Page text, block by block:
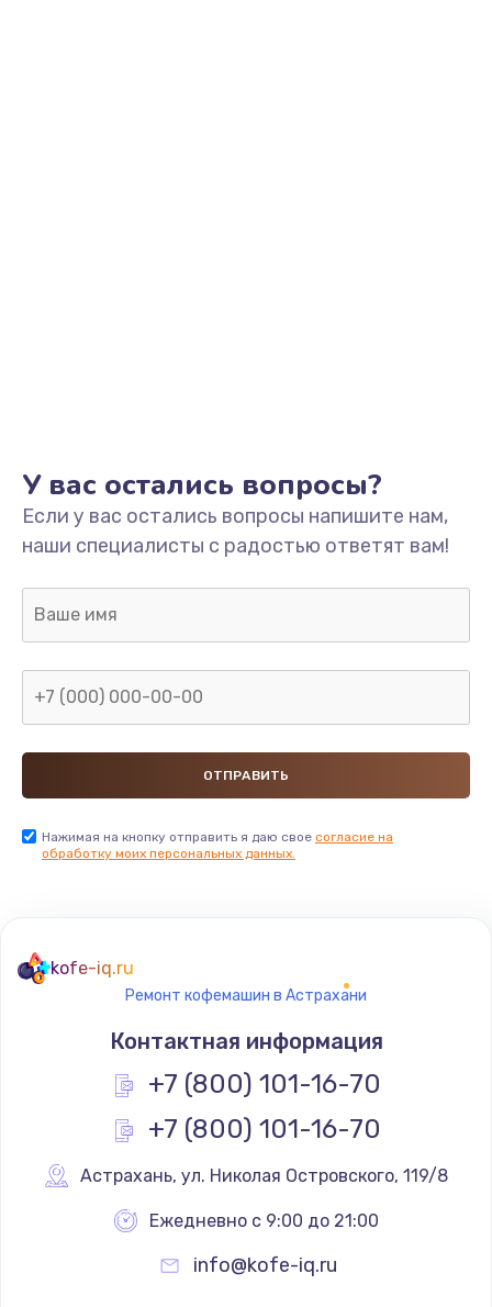
2300 руб.
Заказать
Полный ремонт заварочного блока
Заказать
Ремонт дренажа
2400 руб.
Ремонт электронного узла
Заказать
У вас остались вопросы?
Если у вас остались вопросы напишите нам,
наши специалисты с радостью ответят вам!
Нажимая на кнопку отправить я даю свое согласие на
обработку моих персональных данных.
kofe-iq.ru
Ремонт кофемашин в Астрахани
Контактная информация
+7 (800) 101-16-70
+7 (800) 101-16-70
Астрахань, ул. Николая Островского, 119/8
Ежедневно с 9:00 до 21:00
info@kofe-iq.ru